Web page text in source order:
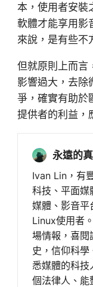
本，使用者安裝
軟體才能享用影
來說，是有些不
但就原則上而言
影響過大，去除
爭，確實有助於
提供者的利益，
永遠的
Ivan Lin，有
科技、平面媒
媒體、影音平
Linux使用者
場情報，喜閱
史，信仰科
悉媒體的科技
個法律人、能